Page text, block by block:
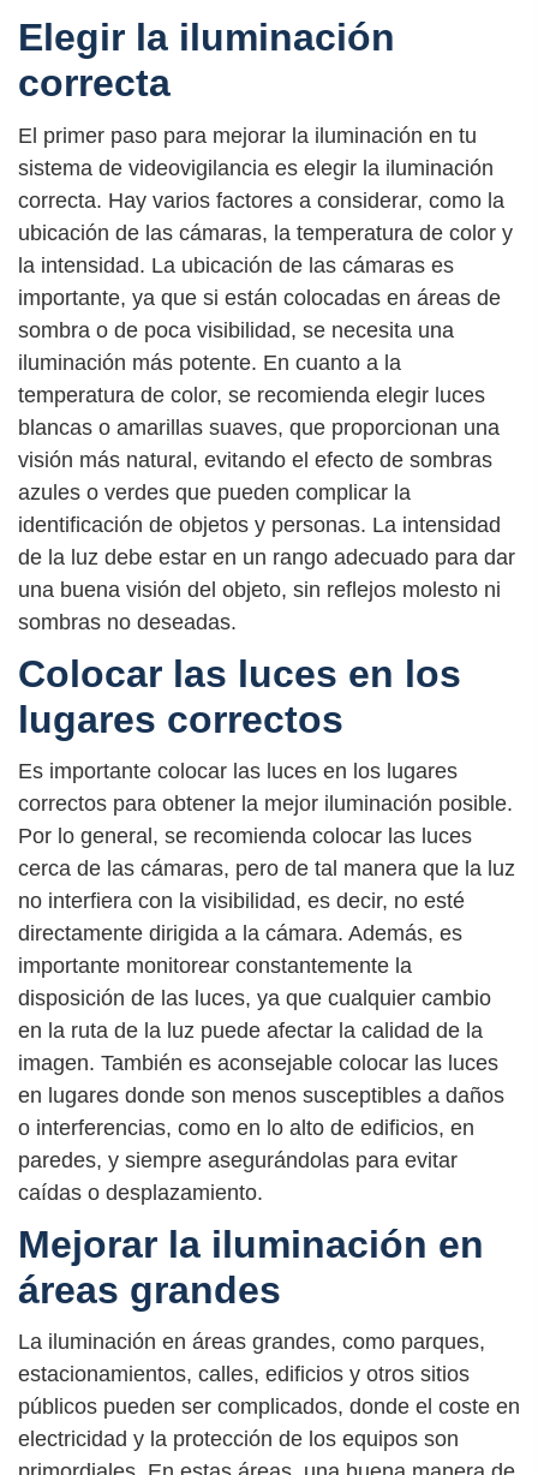
Elegir la iluminación
correcta
El primer paso para mejorar la iluminación en tu
sistema de videovigilancia es elegir la iluminación
correcta. Hay varios factores a considerar, como la
ubicación de las cámaras, la temperatura de color y
la intensidad. La ubicación de las cámaras es
importante, ya que si están colocadas en áreas de
sombra o de poca visibilidad, se necesita una
iluminación más potente. En cuanto a la
temperatura de color, se recomienda elegir luces
blancas o amarillas suaves, que proporcionan una
visión más natural, evitando el efecto de sombras
azules o verdes que pueden complicar la
identificación de objetos y personas. La intensidad
de la luz debe estar en un rango adecuado para dar
una buena visión del objeto, sin reflejos molesto ni
sombras no deseadas.
Colocar las luces en los
lugares correctos
Es importante colocar las luces en los lugares
correctos para obtener la mejor iluminación posible.
Por lo general, se recomienda colocar las luces
cerca de las cámaras, pero de tal manera que la luz
no interfiera con la visibilidad, es decir, no esté
directamente dirigida a la cámara. Además, es
importante monitorear constantemente la
disposición de las luces, ya que cualquier cambio
en la ruta de la luz puede afectar la calidad de la
imagen. También es aconsejable colocar las luces
en lugares donde son menos susceptibles a daños
o interferencias, como en lo alto de edificios, en
paredes, y siempre asegurándolas para evitar
caídas o desplazamiento.
Mejorar la iluminación en
áreas grandes
La iluminación en áreas grandes, como parques,
estacionamientos, calles, edificios y otros sitios
públicos pueden ser complicados, donde el coste en
electricidad y la protección de los equipos son